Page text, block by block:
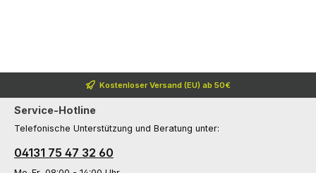
Kostenloser Versand (EU) ab 50€
Service-Hotline
Telefonische Unterstützung und Beratung unter:
04131 75 47 32 60